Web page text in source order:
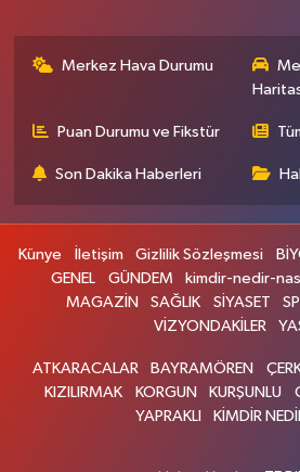
Merkez Hava Durumu
Puan Durumu ve Fikstür
Son Dakika Haberleri
Künye İletişim Gizlilik Sözleşmesi
GENEL
GÜNDEM kimdir-nedir-
MAGAZİN
SAĞLIK SİYASET
VİZYONDAKİLER
ATKARACALAR BAYRAMÖREN
KIZILIRMAK
KORGUN KURŞUNLU
YAPRAKLI
KİMDİR